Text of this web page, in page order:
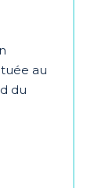
au
du